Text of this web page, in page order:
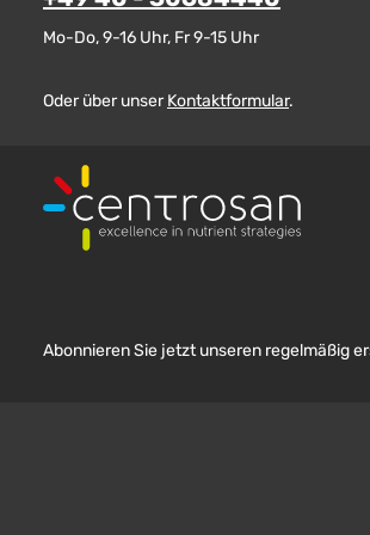
Mo-Do, 9-16 Uhr, Fr 9-15 Uhr
Oder über unserKontaktformular.
Abonnieren Sie jetzt unseren regelmäßig